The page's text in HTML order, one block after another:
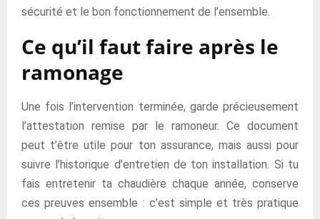
sécurité et le bon fonctionnement de l’ensemble.
Ce qu’il faut faire après le
ramonage
Une fois l’intervention terminée, garde précieusement
l’attestation remise par le ramoneur. Ce document
peut t’être utile pour ton assurance, mais aussi pour
suivre l’historique d’entretien de ton installation. Si tu
fais entretenir ta chaudière chaque année, conserve
ces preuves ensemble : c’est simple et très pratique